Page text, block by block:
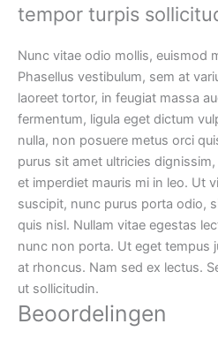
tempor turpis
Nunc vitae odio mollis, euismod
Phasellus vestibulum, sem at
laoreet tortor, in feugiat massa
fermentum, ligula eget dictum
nulla, non posuere metus orci
purus sit amet ultricies
et imperdiet mauris mi in leo. Ut
suscipit, nunc purus porta odio,
quis nisl. Nullam vitae egestas
nunc non porta. Ut eget tempus
at rhoncus. Nam sed ex lectus.
ut sollicitudin.
Beoordelingen